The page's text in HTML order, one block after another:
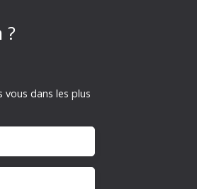
?
vous dans les plus